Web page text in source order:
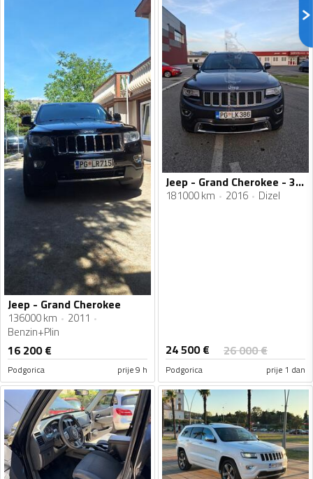
Jeep - Grand Cherokee
136000 km
2011
Benzin+Plin
16 200€
Podgorica prije 9 h
Jeep - Grand Cherokee - 3.0 CRD
181000 km 2016 Dizel
24 500€ 26 000€
Podgorica prije 1 dan